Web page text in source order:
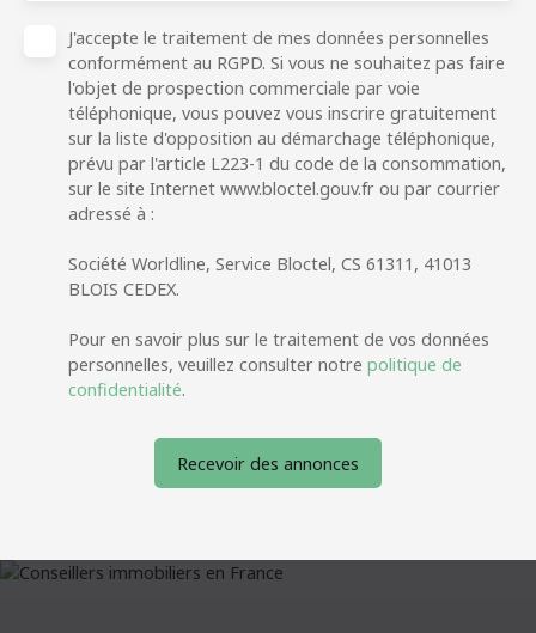
J'accepte le traitement de mes données personnelles
conformément au RGPD. Si vous ne souhaitez pas faire
l'objet de prospection commerciale par voie
téléphonique, vous pouvez vous inscrire gratuitement
sur la liste d'opposition au démarchage téléphonique,
prévu par l'article L223-1 du code de la consommation,
sur le site Internet www.bloctel.gouv.fr ou par courrier
adressé à :
Société Worldline, Service Bloctel, CS 61311, 41013
BLOIS CEDEX.
Pour en savoir plus sur le traitement de vos données
personnelles, veuillez consulter notre politique de
confidentialité.
Recevoir des annonces